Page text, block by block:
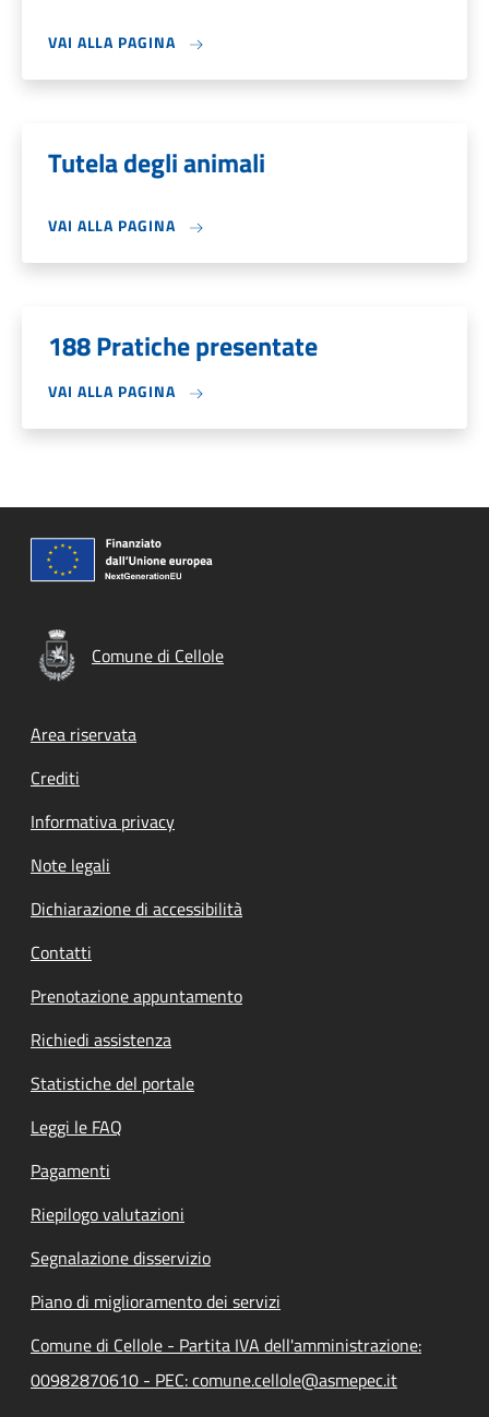
VAI ALLA PAGINA
Tutela degli animali
VAI ALLA PAGINA
188 Pratiche presentate
VAI ALLA PAGINA
Comune di Cellole
Footer menu
Area riservata
Crediti
Informativa privacy
Note legali
Dichiarazione di accessibilità
Contatti
Prenotazione appuntamento
Richiedi assistenza
Statistiche del portale
Leggi le FAQ
Pagamenti
Riepilogo valutazioni
Segnalazione disservizio
Piano di miglioramento dei servizi
Comune di Cellole - Partita IVA dell'amministrazione:
00982870610 - PEC: comune.cellole@asmepec.it